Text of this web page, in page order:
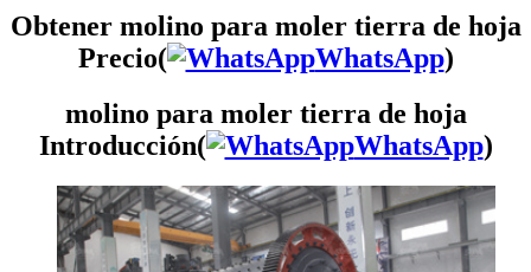
Obtener molino para moler tierra de hoja
Precio(
WhatsApp)
molino para moler tierra de hoja
Introducción(
WhatsApp)